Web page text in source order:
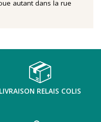
autant dans la rue
LIVRAISON RELAIS COLIS